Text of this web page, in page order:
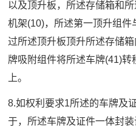
以及顶升板，所述存储箱和
机架(10)，所述第一顶升组
过所述顶升板顶升所述存储
牌吸附组件将所述车牌(41)
上。
8.如权利要求1所述的车牌及
于，所述车牌及证件一体封